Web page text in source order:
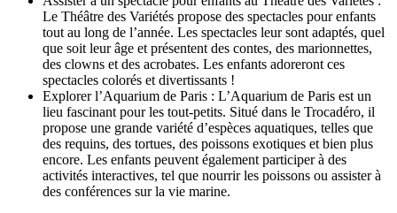
Le Théâtre des Variétés propose des spectacles pour enfants
tout au long de l’année. Les spectacles leur sont adaptés, quel
que soit leur âge et présentent des contes, des marionnettes,
des clowns et des acrobates. Les enfants adoreront ces
spectacles colorés et divertissants !
Explorer l’Aquarium de Paris : L’Aquarium de Paris est un
lieu fascinant pour les tout-petits. Situé dans le Trocadéro, il
propose une grande variété d’espèces aquatiques, telles que
des requins, des tortues, des poissons exotiques et bien plus
encore. Les enfants peuvent également participer à des
activités interactives, tel que nourrir les poissons ou assister à
des conférences sur la vie marine.